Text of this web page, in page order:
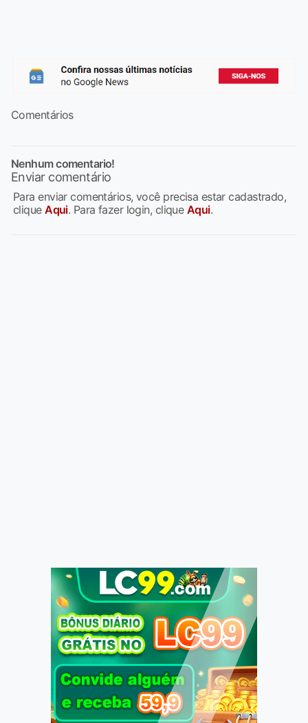
Comentários
Nenhum comentario!
Enviar comentário
Para enviar comentários, você precisa estar cadastrado,
cliqueAqui. Para fazer login, clique Aqui.